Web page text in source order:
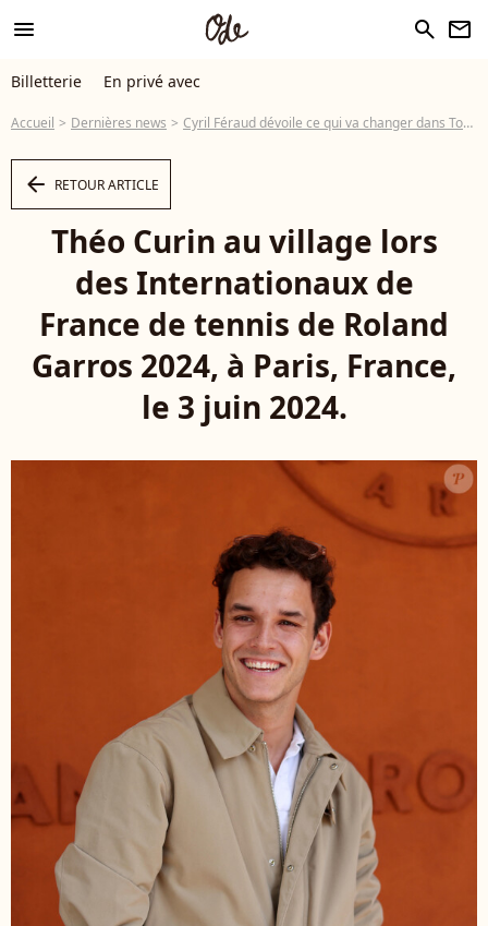
menu search newsletter
Billetterie En privé avec
Accueil Dernières news Cyril Féraud dévoile ce qui va changer dans Tout le monde veut prendre sa place : "C'était important de..."
arrow_left RETOUR ARTICLE
Théo Curin au village lors
des Internationaux de
France de tennis de Roland
Garros 2024, à Paris, France,
le 3 juin 2024.